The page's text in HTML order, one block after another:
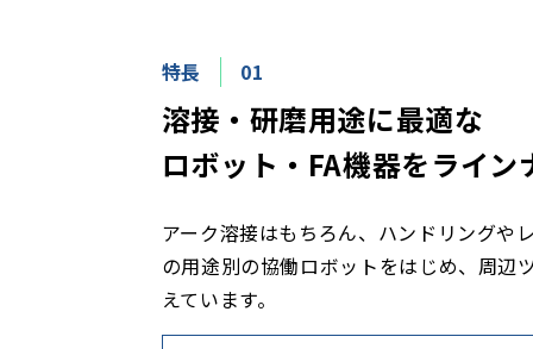
特長 01
溶接・研磨用途に最適な
ロボット・FA機器をライン
アーク溶接はもちろん、ハンドリングや
の用途別の協働ロボットをはじめ、周辺
えています。